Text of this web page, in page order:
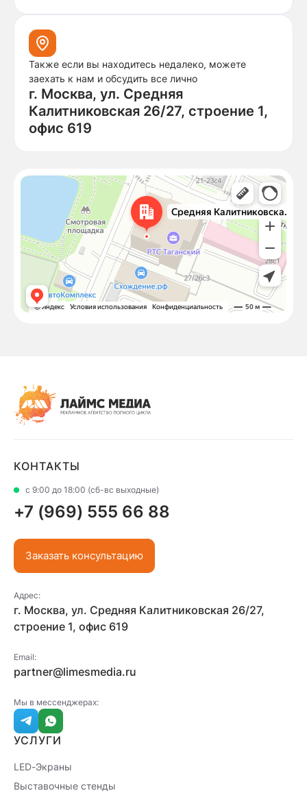
Также если вы находитесь недалеко, можете
заехать к нам и обсудить все лично
г. Москва, ул. Средняя
Калитниковская 26/27, строение 1,
офис 619
Москва
Средняя Калитниковская улица, 26/27с1 — Яндекс Карты
КОНТАКТЫ
с 9:00 до 18:00 (сб-вс выходные)
+7 (969) 555 66 88
Заказать консультацию
Адрес:
г. Москва, ул. Средняя Калитниковская 26/27,
строение 1, офис 619
Email:
partner@limesmedia.ru
Мы в мессенджерах:
УСЛУГИ
LED-Экраны
Выставочные стенды